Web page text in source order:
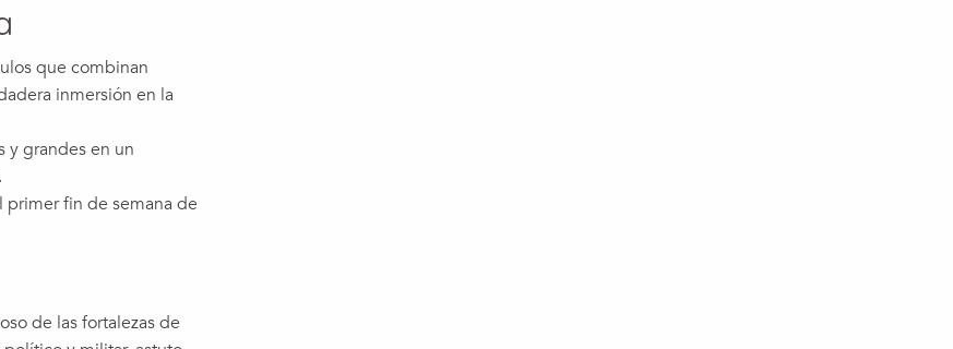
que combinan
inmersión en la
y grandes en un
primer fin de semana de
de las fortalezas de